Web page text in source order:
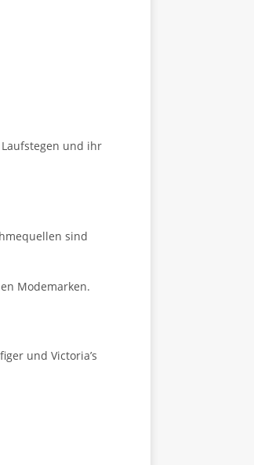
und ihr
sind
Modemarken.
und Victoria’s